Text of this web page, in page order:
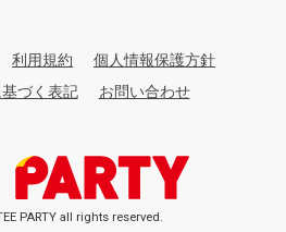
利用規約
個人情報保護方針
づく表記
お問い合わせ
PARTY all rights reserved.